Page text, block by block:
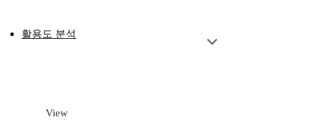
활용도 분석
View